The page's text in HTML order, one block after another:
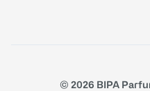
© 2026 BIPA